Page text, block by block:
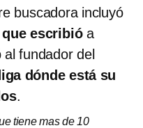
buscadora incluyó
escribióa
fundador del
dónde está su
.
tiene mas de 10